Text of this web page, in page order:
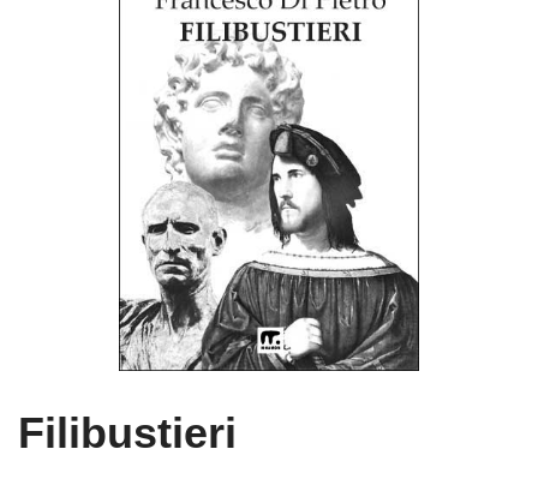
Filibustieri